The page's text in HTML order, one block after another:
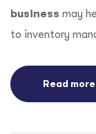
business may
to inventory
Read more